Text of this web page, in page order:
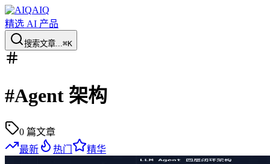
AIQ
精选 AI 产品
搜索文章...⌘K
#Agent 架构
0 篇文章
最新
热门 精华